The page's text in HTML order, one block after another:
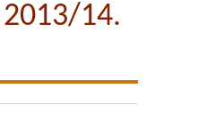
14.